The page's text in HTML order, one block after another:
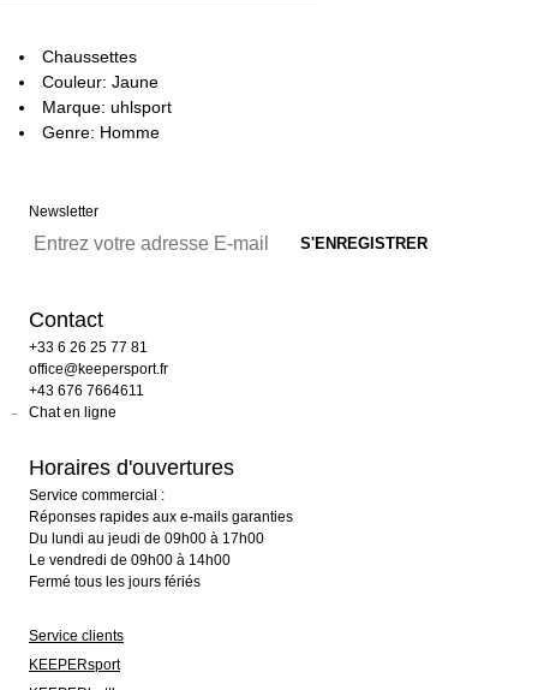
Chaussettes
Couleur: Jaune
Marque: uhlsport
Genre: Homme
Newsletter
Contact
+33 6 26 25 77 81
office@keepersport.fr
+43 676 7664611
Chat en ligne
Horaires d'ouvertures
Service commercial :
Réponses rapides aux e-mails garanties
Du lundi au jeudi de 09h00 à 17h00
Le vendredi de 09h00 à 14h00
Fermé tous les jours fériés
Service clients
KEEPERsport